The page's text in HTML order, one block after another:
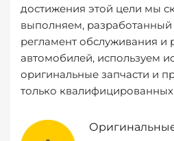
достижения этой цели мы
выполняем,
регламент обслуживания и
автомобилей, используем
оригинальные запчасти и
только